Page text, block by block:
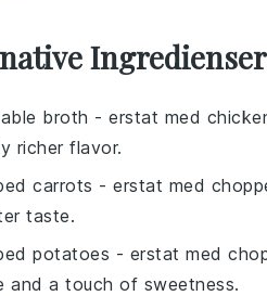
Ingredienser
broth - erstat med
richer flavor.
carrots - erstat med
taste.
potatoes - erstat med
and a touch of sweetness.